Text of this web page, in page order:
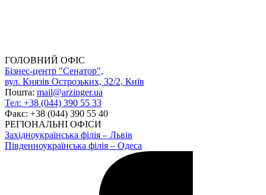
ГОЛОВНИЙ ОФІС
Бізнес-центр "Сенатор",
вул. Князів Острозьких, 32/2, Київ
Пошта: mail@arzinger.ua
Тел: +38 (044) 390 55 33
Факс: +38 (044) 390 55 40
РЕГІОНАЛЬНІ ОФІСИ
Західноукраїнська філія – Львів
Південноукраїнська філія – Одеса